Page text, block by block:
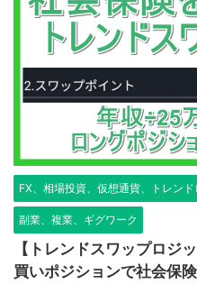
FX、相場投資、仮想通貨、トレン
副業、複業、ギグワーク
【トレンドスワップロジ
買いポジションで社会保